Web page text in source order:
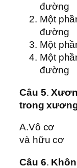
đường
Một
đường
Một
Một
đường
Câu 5.
trong
A.Vô
và hữu
Câu 6.